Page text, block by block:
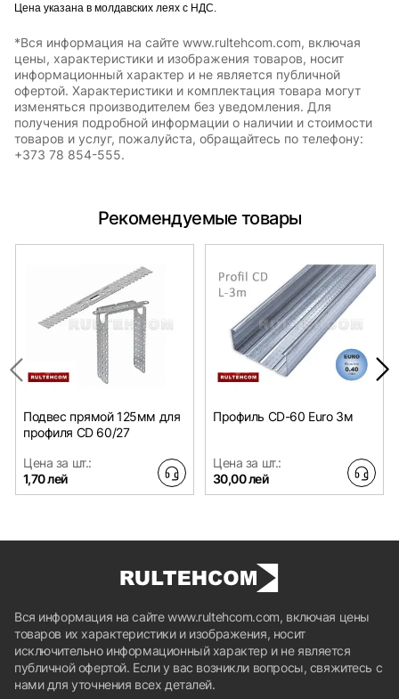
Цена указана в молдавских леях с НДС.
*Вся информация на сайте www.rultehcom.com, включая
цены, характеристики и изображения товаров, носит
информационный характер и не является публичной
офертой. Характеристики и комплектация товара могут
изменяться производителем без уведомления. Для
получения подробной информации о наличии и стоимости
товаров и услуг, пожалуйста, обращайтесь по телефону:
+373 78 854-555.
Рекомендуемые товары
Подвес прямой 125мм для
профиля CD 60/27
Цена за шт.:
1,70 лей
Профиль CD-60 Euro 3м
Цена за шт.:
30,00 лей
Вся информация на сайте www.rultehcom.com, включая цены
товаров их характеристики и изображения, носит
исключительно информационный характер и не является
публичной офертой. Если у вас возникли вопросы, свяжитесь с
нами для уточнения всех деталей.